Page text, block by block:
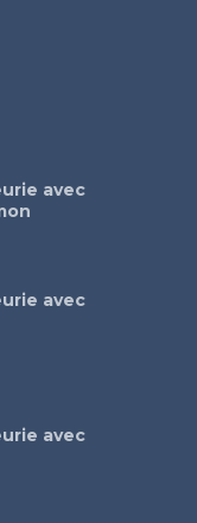
avec
avec
avec